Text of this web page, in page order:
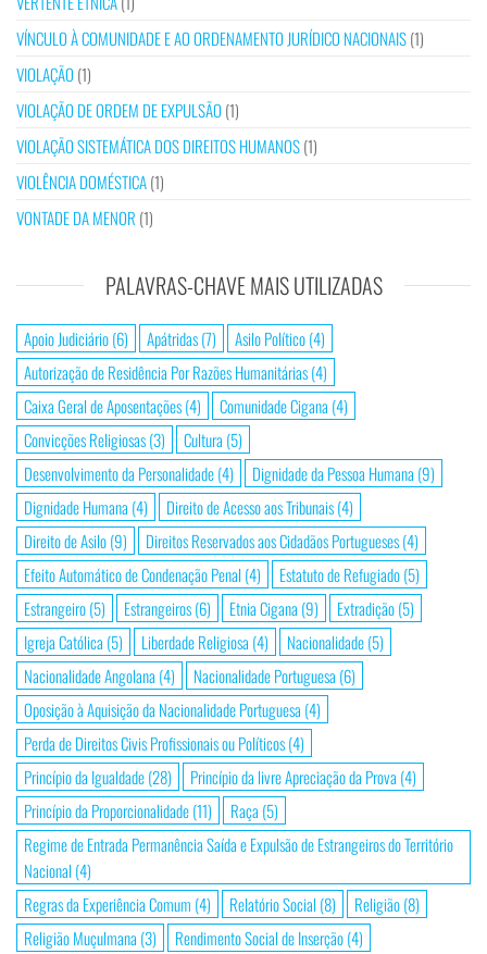
VÍNCULO À COMUNIDADE E AO ORDENAMENTO JURÍDICO NACIONAIS(1)
VIOLAÇÃO (1)
VIOLAÇÃO DE ORDEM DE EXPULSÃO (1)
VIOLAÇÃO SISTEMÁTICA DOS DIREITOS HUMANOS(1)
VIOLÊNCIA DOMÉSTICA(1)
VONTADE DA MENOR (1)
PALAVRAS-CHAVE MAIS UTILIZADAS
Apoio Judiciário(6) Apátridas(7) Asilo Político(4)
Autorização de Residência Por Razões Humanitárias(4)
Caixa Geral de Aposentações(4) Comunidade Cigana (4)
Convicções Religiosas(3) Cultura (5)
Desenvolvimento da Personalidade(4) Dignidade da Pessoa Humana (9)
Dignidade Humana (4) Direito de Acesso aos Tribunais(4)
Direito de Asilo(9) Direitos Reservados aos Cidadãos Portugueses(4)
Efeito Automático de Condenação Penal (4) Estatuto de Refugiado(5)
Estrangeiro(5) Estrangeiros(6) Etnia Cigana (9) Extradição(5)
Igreja Católica (5) Liberdade Religiosa (4) Nacionalidade(5)
Nacionalidade Angolana (4) Nacionalidade Portuguesa (6)
Oposição à Aquisição da Nacionalidade Portuguesa (4)
Perda de Direitos Civis Profissionais ou Políticos(4)
Princípio da Igualdade(28) Princípio da livre Apreciação da Prova (4)
Princípio da Proporcionalidade(11) Raça (5)
Regime de Entrada Permanência Saída e Expulsão de Estrangeiros do Território
Nacional (4)
Regras da Experiência Comum (4) Relatório Social (8) Religião(8)
Religião Muçulmana (3) Rendimento Social de Inserção(4)